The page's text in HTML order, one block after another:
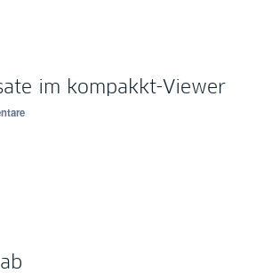
im kompakkt-Viewer